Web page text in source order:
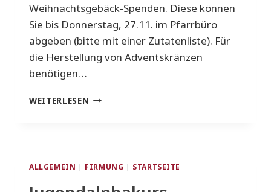
Weihnachtsgebäck-Spenden. Diese können
Sie bis Donnerstag, 27.11. im Pfarrbüro
abgeben (bitte mit einer Zutatenliste). Für
die Herstellung von Adventskränzen
benötigen…
WEITERLESEN CHRISTKINDLESMARKT
ALLGEMEIN | FIRMUNG | STARTSEITE